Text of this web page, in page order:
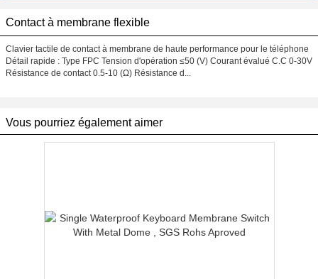
Contact à membrane flexible
Clavier tactile de contact à membrane de haute performance pour le téléphone
Détail rapide : Type FPC Tension d'opération ≤50 (V) Courant évalué C.C 0-30V
Résistance de contact 0.5-10 (Ω) Résistance d...
Vous pourriez également aimer